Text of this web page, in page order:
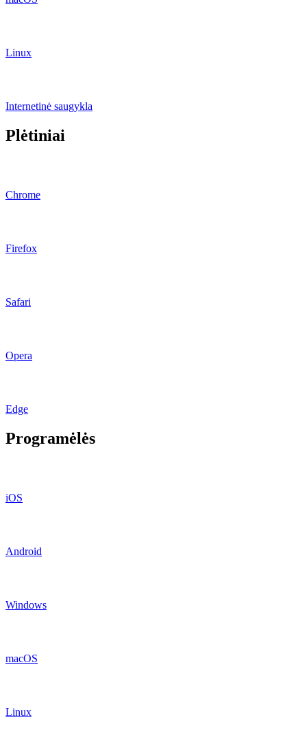
Linux
Internetinė saugykla
Plėtiniai
Chrome
Firefox
Safari
Opera
Edge
Programėlės
iOS
Android
Windows
macOS
Linux